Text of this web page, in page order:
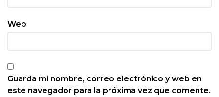
Web
Guarda mi nombre, correo electrónico y web en
este navegador para la próxima vez que comente.